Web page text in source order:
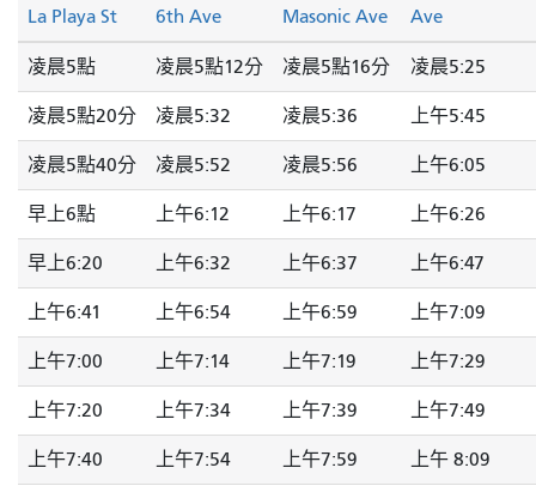
La Playa St
6th Ave
Masonic Ave
Ave
凌晨5點 凌晨5點12分 凌晨5點16分 凌晨5:25
凌晨5點20分 凌晨5:32 凌晨5:36 上午5:45
凌晨5點40分 凌晨5:52 凌晨5:56 上午6:05
早上6點 上午6:12 上午6:17 上午6:26
早上6:20 上午6:32 上午6:37 上午6:47
上午6:41 上午6:54 上午6:59 上午7:09
上午7:00 上午7:14 上午7:19 上午7:29
上午7:20 上午7:34 上午7:39 上午7:49
上午7:40 上午7:54 上午7:59 上午 8:09